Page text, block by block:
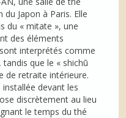
Japon à Paris. Elle
du « mitate », une
des éléments
interprétés comme
que le « shichū
de retraite intérieure.
installée devant les
discrètement au lieu
le temps du thé